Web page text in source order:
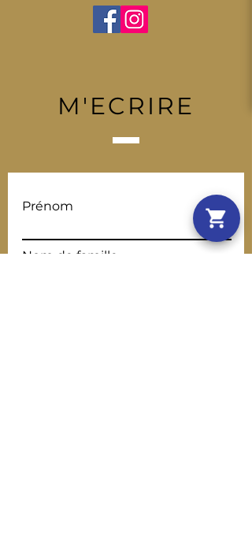
M'ECRIRE
Prénom
Nom de famille